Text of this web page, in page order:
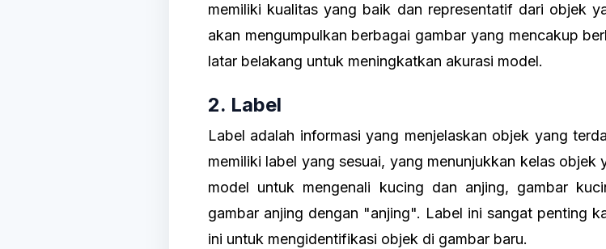
memiliki kualitas yang baik dan representatif dari objek
akan mengumpulkan berbagai gambar yang mencakup
latar belakang untuk meningkatkan akurasi model.
2. Label
Label adalah informasi yang menjelaskan objek yang
memiliki label yang sesuai, yang menunjukkan kelas
model untuk mengenali kucing dan anjing, gambar
gambar anjing dengan "anjing". Label ini sangat penting
ini untuk mengidentifikasi objek di gambar baru.